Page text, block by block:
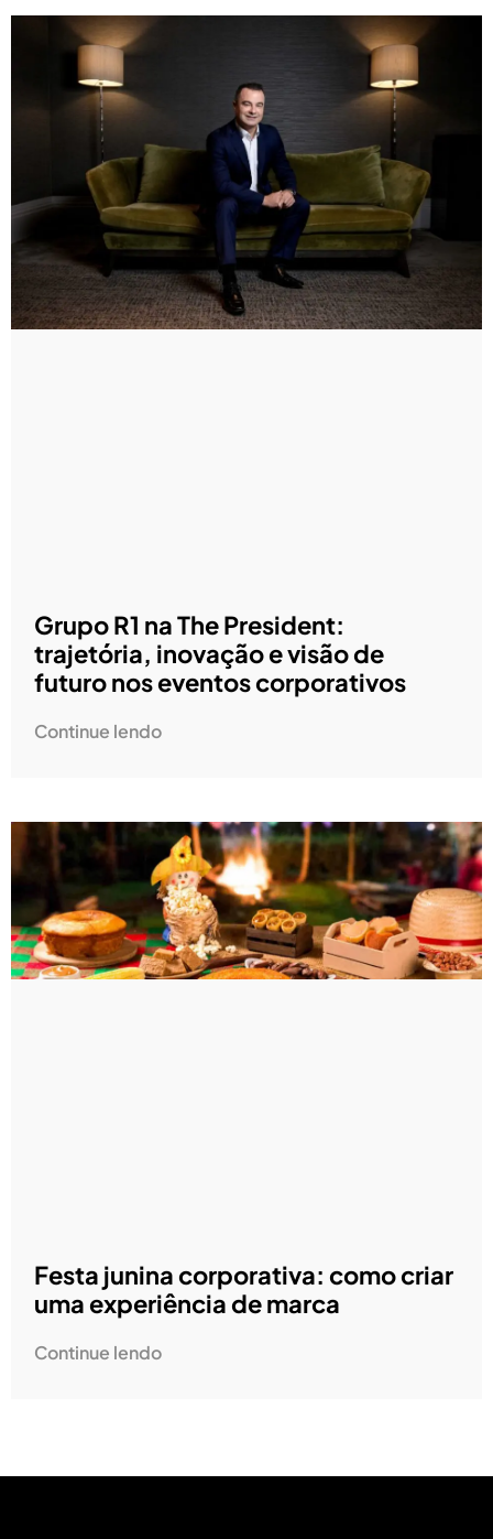
Grupo R1 na The President:
trajetória, inovação e visão de
futuro nos eventos corporativos
Continue lendo
Festa junina corporativa: como criar
uma experiência de marca
Continue lendo